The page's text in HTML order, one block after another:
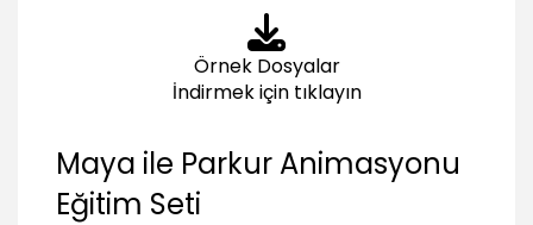
4. Bölüm
Problem tespiti
Örnek Dosyalar
İndirmek için tıklayın
Maya ile Parkur Animasyonu
Eğitim Seti